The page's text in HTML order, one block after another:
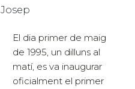
Josep
El dia primer de maig
de 1995, un dilluns al
matí, es va inaugurar
oficialment el primer